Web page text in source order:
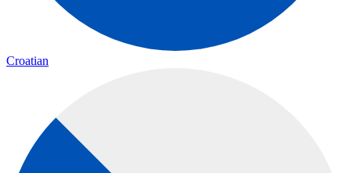
Croatian